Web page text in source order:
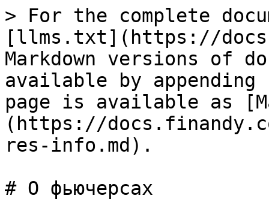
> For the complete
[llms.txt](https://
Markdown versions of
available by
page is available as
(https://
res-info.md).
# О фьючерсах